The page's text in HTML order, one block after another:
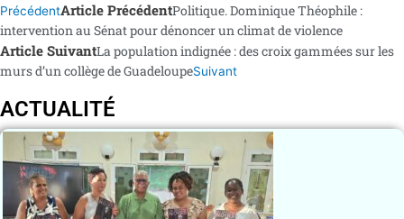
PrécédentArticle PrécédentPolitique. Dominique Théophile :
intervention au Sénat pour dénoncer un climat de violence
Article SuivantLa population indignée : des croix gammées sur les
murs d’un collège de GuadeloupeSuivant
ACTUALITÉ